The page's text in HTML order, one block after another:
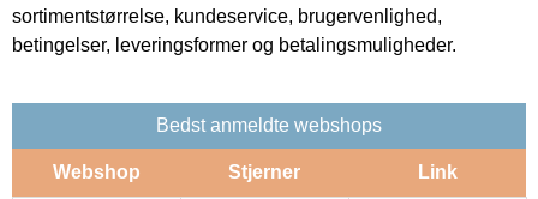
sortimentstørrelse, kundeservice, brugervenlighed,
betingelser, leveringsformer og betalingsmuligheder.
Bedst anmeldte webshops
Webshop Stjerner Link